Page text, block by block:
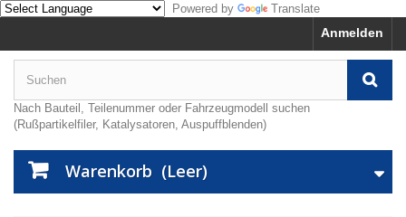
Powered by Translate
Anmelden
Nach Bauteil, Teilenummer oder Fahrzeugmodell suchen
(Rußpartikelfiler, Katalysatoren, Auspuffblenden)
Warenkorb (Leer)